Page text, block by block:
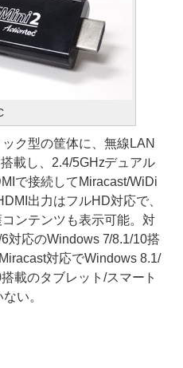
ク型の筐体に、無線LAN
載し、2.4/5GHzデュアル
で接続してMiracast/WiDi
出力はフルHD対応で、
ンテンツも表示可能。対
対応のWindows 7/8.1/10搭
対応でWindows 8.1/
載のタブレット/スマート
い。